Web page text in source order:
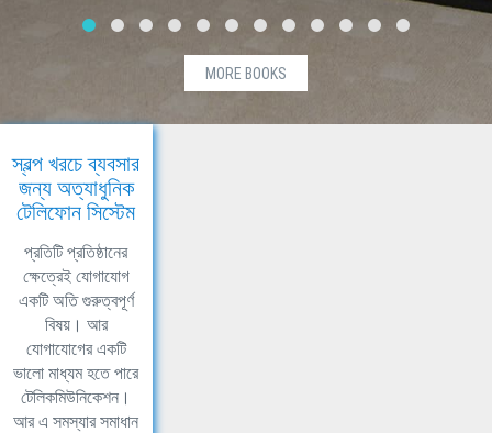
MORE BOOKS
স্বল্প খরচে ব্যবসার
জন্য অত্যাধুনিক
টেলিফোন সিস্টেম
প্রতিটি প্রতিষ্ঠানের
ক্ষেত্রেই যোগাযোগ
একটি অতি গুরুত্বপূর্ণ
বিষয়। আর
যোগাযোগের একটি
ভালো মাধ্যম হতে পারে
টেলিকমিউনিকেশন।
আর এ সমস্যার সমাধান